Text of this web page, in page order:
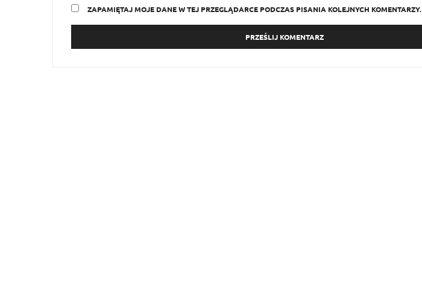
ZAPAMIĘTAJ MOJE DANE W TEJ PRZEGLĄDARCE PODCZAS PISANIA KOLEJNYCH KOMENTARZY.